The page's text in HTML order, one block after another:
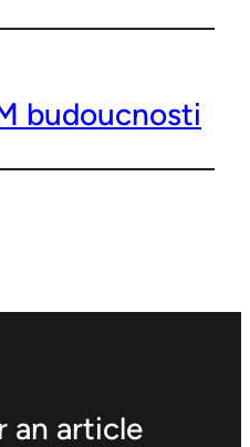
budoucnosti
an article